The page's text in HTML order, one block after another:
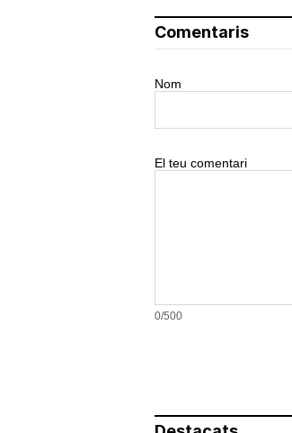
Comentaris
Nom
El teu comentari
0/500